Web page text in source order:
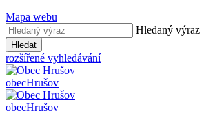
Mapa webu
Hledaný výraz
Hledat
rozšířené vyhledávání
obecHrušov
obecHrušov